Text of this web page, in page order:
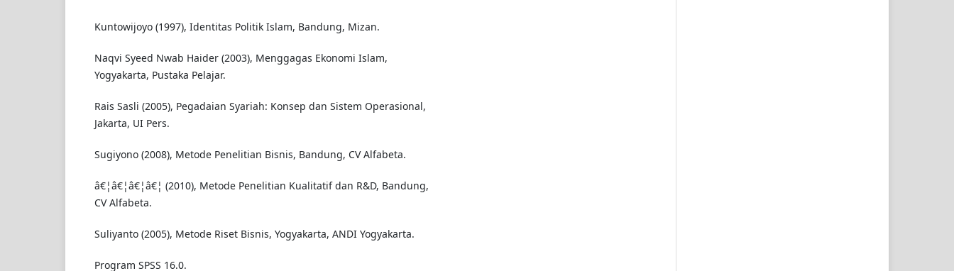
Kuntowijoyo (1997), Identitas Politik Islam, Bandung, Mizan.
Naqvi Syeed Nwab Haider (2003), Menggagas Ekonomi Islam,
Yogyakarta, Pustaka Pelajar.
Rais Sasli (2005), Pegadaian Syariah: Konsep dan Sistem Operasional,
Jakarta, UI Pers.
Sugiyono (2008), Metode Penelitian Bisnis, Bandung, CV Alfabeta.
â€¦â€¦â€¦â€¦ (2010), Metode Penelitian Kualitatif dan R&D, Bandung,
CV Alfabeta.
Suliyanto (2005), Metode Riset Bisnis, Yogyakarta, ANDI Yogyakarta.
Program SPSS 16.0.